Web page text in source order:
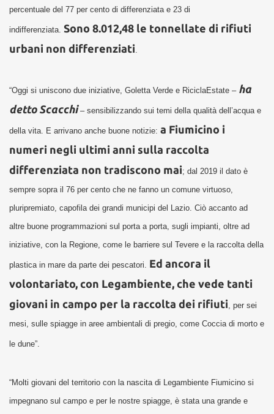
percentuale del 77 per cento di differenziata e 23 di
indifferenziata. Sono 8.012,48 le tonnellate di rifiuti
urbani non differenziati.
“Oggi si uniscono due iniziative, Goletta Verde e RiciclaEstate – ha
detto Scacchi– sensibilizzando sui temi della qualità dell’acqua e
della vita. E arrivano anche buone notizie: a Fiumicino i
numeri negli ultimi anni sulla raccolta
differenziata non tradiscono mai; dal 2019 il dato è
sempre sopra il 76 per cento che ne fanno un comune virtuoso,
pluripremiato, capofila dei grandi municipi del Lazio. Ciò accanto ad
altre buone programmazioni sul porta a porta, sugli impianti, oltre ad
iniziative, con la Regione, come le barriere sul Tevere e la raccolta della
plastica in mare da parte dei pescatori. Ed ancora il
volontariato, con Legambiente, che vede tanti
giovani in campo per la raccolta dei rifiuti, per sei
mesi, sulle spiagge in aree ambientali di pregio, come Coccia di morto e
le dune”.
“Molti giovani del territorio con la nascita di Legambiente Fiumicino si
impegnano sul campo e per le nostre spiagge, è stata una grande e